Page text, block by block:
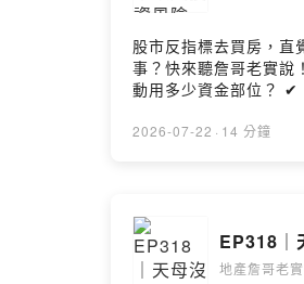
股市反指標去買房，直
事？快來聽詹哥老實說！ ⭐聽完來IG找詹哥聊聊
動用多少資金部位？ ✔ 買房
音版 https://bit.ly/
2026-07-22 · 14 分鐘
EP318｜
地產詹哥老